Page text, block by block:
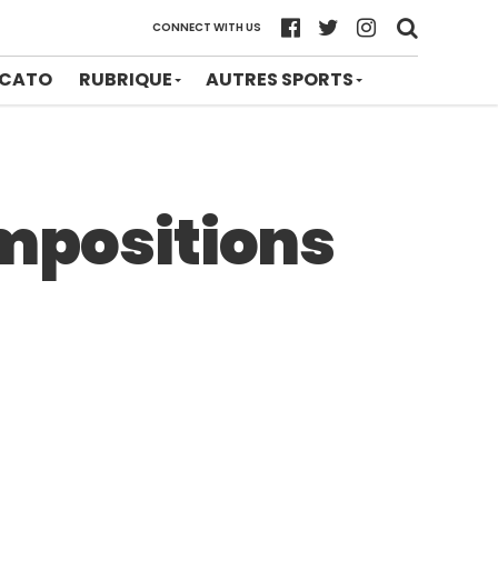
CONNECT WITH US
RUBRIQUE AUTRES SPORTS